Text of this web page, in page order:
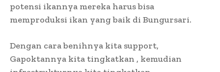
potensi ikannya mereka harus bisa
memproduksi ikan yang baik di Bungursari.
Dengan cara benihnya kita support,
Gapoktannya kita tingkatkan , kemudian